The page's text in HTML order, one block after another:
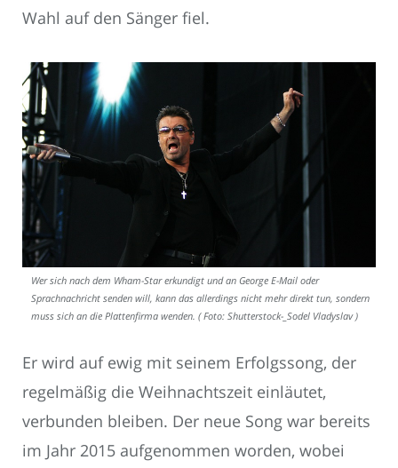
Wahl auf den Sänger fiel.
Wer sich nach dem Wham-Star erkundigt und an George E-Mail oder
Sprachnachricht senden will, kann das allerdings nicht mehr direkt tun, sondern
muss sich an die Plattenfirma wenden. ( Foto: Shutterstock-_Sodel Vladyslav )
Er wird auf ewig mit seinem Erfolgssong, der
regelmäßig die Weihnachtszeit einläutet,
verbunden bleiben. Der neue Song war bereits
im Jahr 2015 aufgenommen worden, wobei